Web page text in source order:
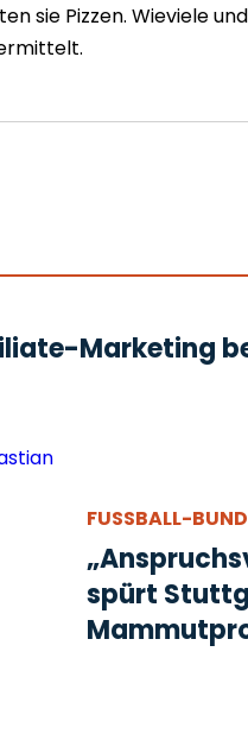
sie Pizzen. Wieviele
Marketing
FUSSBALL-
spürt